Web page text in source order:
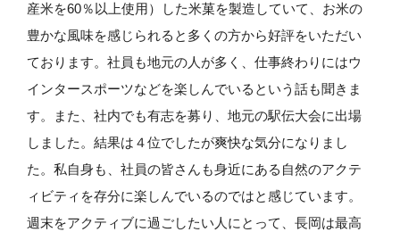
産米を60％以上使用）した米菓を製造していて、お米の
豊かな風味を感じられると多くの方から好評をいただい
ております。社員も地元の人が多く、仕事終わりにはウ
インタースポーツなどを楽しんでいるという話も聞きま
す。また、社内でも有志を募り、地元の駅伝大会に出場
しました。結果は４位でしたが爽快な気分になりまし
た。私自身も、社員の皆さんも身近にある自然のアクテ
ィビティを存分に楽しんでいるのではと感じています。
週末をアクティブに過ごしたい人にとって、長岡は最高